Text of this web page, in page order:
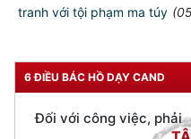
tranh với tội phạm ma túy
6 ĐIỀU BÁC HỒ DẠY CAND
Đối với nhân dân, phải
Đối với công việc, phải
Đối với địch, phải
CƯƠNG